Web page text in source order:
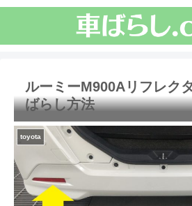
ルーミーM900Aリフレク
ばらし方法
toyota